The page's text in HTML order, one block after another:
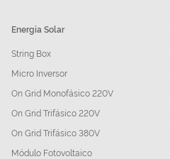
Energia Solar
String Box
Micro Inversor
On Grid Monofásico 220V
On Grid Trifásico 220V
On Grid Trifásico 380V
Módulo Fotovoltaico